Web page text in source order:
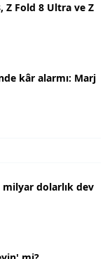
Z Fold 8 Ultra ve Z
kâr alarmı: Marj
milyar dolarlık dev